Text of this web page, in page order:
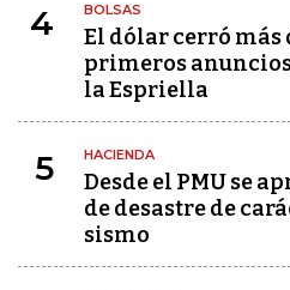
4 BOLSAS
El dólar cerró más
primeros
la Espriella
5 HACIENDA
Desde el PMU se
de desastre de
sismo